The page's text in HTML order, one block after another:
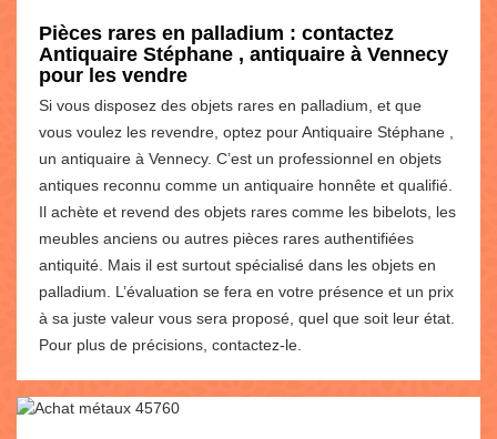
Pièces rares en palladium : contactez
Antiquaire Stéphane , antiquaire à Vennecy
pour les vendre
Si vous disposez des objets rares en palladium, et que
vous voulez les revendre, optez pour Antiquaire Stéphane ,
un antiquaire à Vennecy. C’est un professionnel en objets
antiques reconnu comme un antiquaire honnête et qualifié.
Il achète et revend des objets rares comme les bibelots, les
meubles anciens ou autres pièces rares authentifiées
antiquité. Mais il est surtout spécialisé dans les objets en
palladium. L’évaluation se fera en votre présence et un prix
à sa juste valeur vous sera proposé, quel que soit leur état.
Pour plus de précisions, contactez-le.